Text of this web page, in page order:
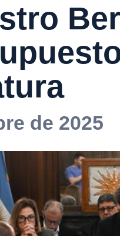
de 2025